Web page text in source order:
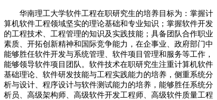
华南理工大学软件工程在职研究生的培养目标为：掌握计
算机软件工程领域坚实的理论基础和专业知识；掌握软件开发
的工程技术、工程管理的知识及实践技能；具备团队合作职业
素质、开拓创新精神和国际竞争能力，在企事业、政府部门中
能够胜任软件开发与系统管理、软件项目管理和服务等工作，
能够领导软件项目团队。软件技术在职研究生注重计算机软件
基础理论、软件研发技能与工程实践能力的培养，侧重系统分
析与设计、程序设计与软件测试能力的培养，能够胜任系统分
析员、高级架构师、高级软件开发工程师、高级软件质量工程